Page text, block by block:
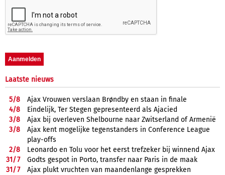
Laatste nieuws
5/8
Ajax Vrouwen verslaan Brøndby en staan in finale
4/8
Eindelijk, Ter Stegen gepresenteerd als Ajacied
3/8
Ajax bij overleven Shelbourne naar Zwitserland of Armenië
3/8
Ajax kent mogelijke tegenstanders in Conference League
play-offs
2/8
Leonardo en Tolu voor het eerst trefzeker bij winnend Ajax
31/7
Godts gespot in Porto, transfer naar Paris in de maak
31/7
Ajax plukt vruchten van maandenlange gesprekken